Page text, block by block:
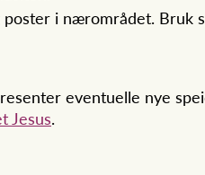
i nærområdet. Bruk
eventuelle nye
Jesus.